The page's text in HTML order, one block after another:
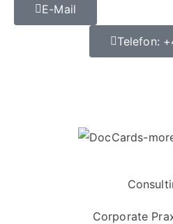
E-Mail
Telefon:
Corporate